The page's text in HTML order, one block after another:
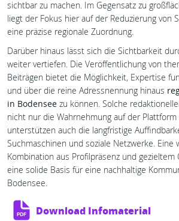
sichtbar zu machen. Im Gegensatz zu
liegt der Fokus hier auf der Reduzierung von
eine präzise regionale Zuordnung.
Darüber hinaus lässt sich die Sichtbarkeit
weiter vertiefen. Die Veröffentlichung von
Beiträgen bietet die Möglichkeit, Expertise
und über die reine Adressnennung hinaus
in Bodensee zu können. Solche
nicht nur die Wahrnehmung auf der
unterstützen auch die langfristige
Suchmaschinen und soziale Netzwerke. Eine
Kombination aus Profilpräsenz und
eine solide Basis für eine nachhaltige
Bodensee.
Download Infomaterial